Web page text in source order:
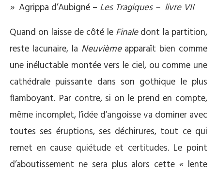
» Agrippa d’Aubigné – Les Tragiques – livre VII
Quand on laisse de côté le Finaledont la partition,
reste lacunaire, la Neuvième apparaît bien comme
une inéluctable montée vers le ciel, ou comme une
cathédrale puissante dans son gothique le plus
flamboyant. Par contre, si on le prend en compte,
même incomplet, l’idée d’angoisse va dominer avec
toutes ses éruptions, ses déchirures, tout ce qui
remet en cause quiétude et certitudes. Le point
d’aboutissement ne sera plus alors cette « lente